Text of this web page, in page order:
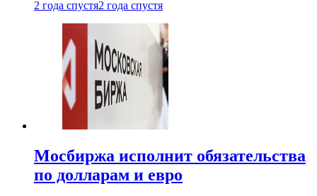
2 года спустя2 года спустя
Мосбиржа исполнит обязательства
по долларам и евро